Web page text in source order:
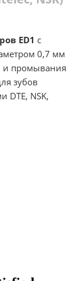
ED1 с
0,7 мм
и промывания
зубов
DTE, NSK,